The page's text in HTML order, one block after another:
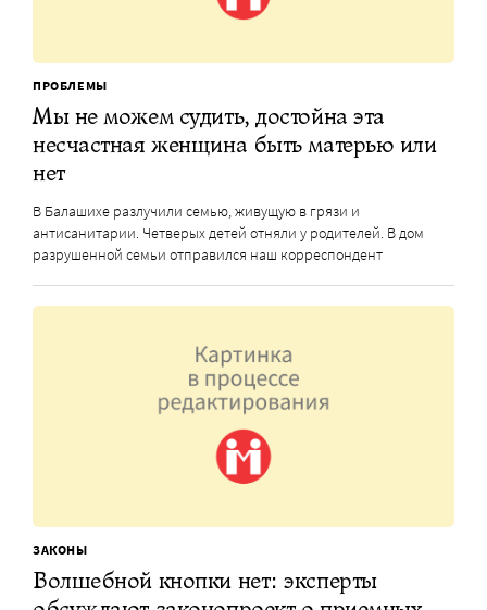
ПРОБЛЕМЫ
Мы не можем судить, достойна эта
несчастная женщина быть матерью или
нет
В Балашихе разлучили семью, живущую в грязи и
антисанитарии. Четверых детей отняли у родителей. В дом
разрушенной семьи отправился наш корреспондент
ЗАКОНЫ
Волшебной кнопки нет: эксперты